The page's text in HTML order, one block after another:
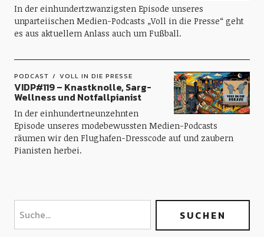
In der einhundertzwanzigsten Episode unseres
unparteiischen Medien-Podcasts „Voll in die Presse“ geht
es aus aktuellem Anlass auch um Fußball.
PODCAST VOLL IN DIE PRESSE
VIDP#119 – Knastknolle, Sarg-
Wellness und Notfallpianist
In der einhundertneunzehnten
Episode unseres modebewussten Medien-Podcasts
räumen wir den Flughafen-Dresscode auf und zaubern
Pianisten herbei.